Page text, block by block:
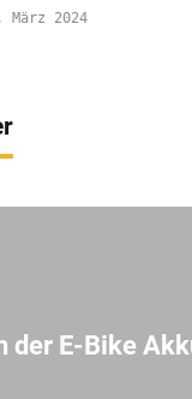
März 2024
der E-Bike